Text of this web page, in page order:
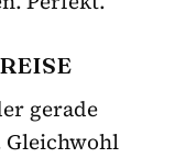
gerade
Gleichwohl